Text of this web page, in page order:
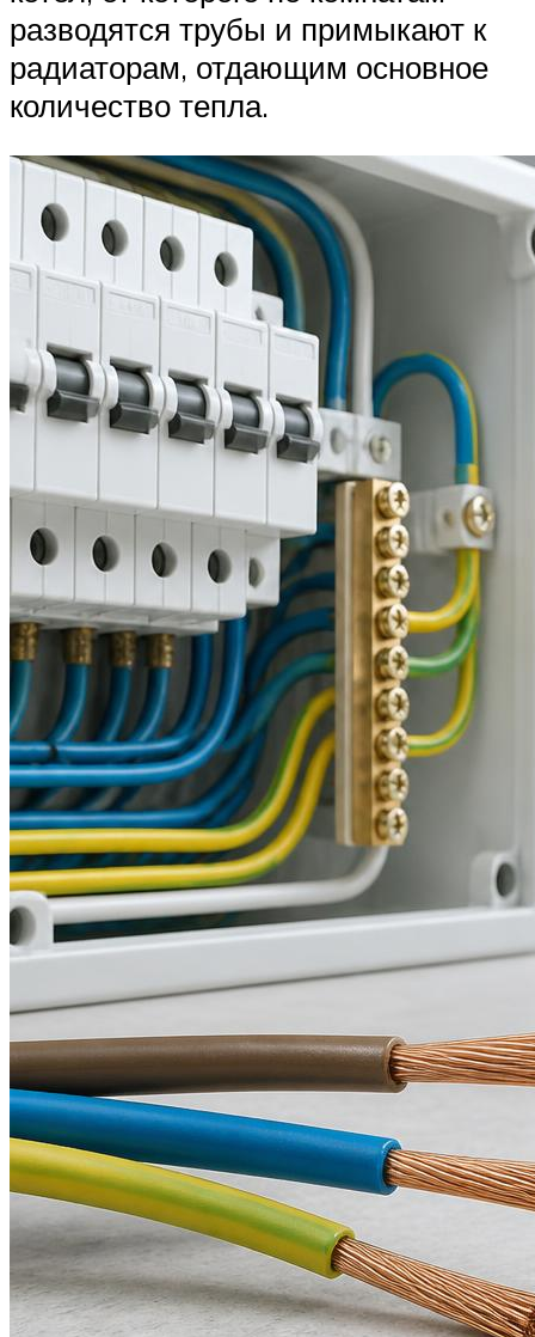
разводятся трубы и примыкают к
радиаторам, отдающим основное
количество тепла.